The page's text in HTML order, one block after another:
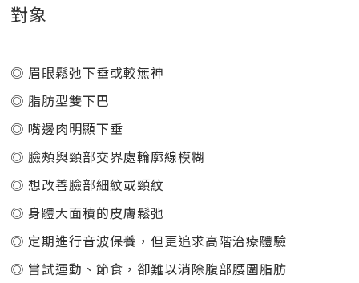
對象
◎ 眉眼鬆弛下垂或較無神
◎ 脂肪型雙下巴
◎ 嘴邊肉明顯下垂
◎ 臉頰與頸部交界處輪廓線模糊
◎ 想改善臉部細紋或頸紋
◎ 身體大面積的皮膚鬆弛
◎ 定期進行音波保養，但更追求高階治療體驗
◎ 嘗試運動、節食，卻難以消除腹部腰圍脂肪